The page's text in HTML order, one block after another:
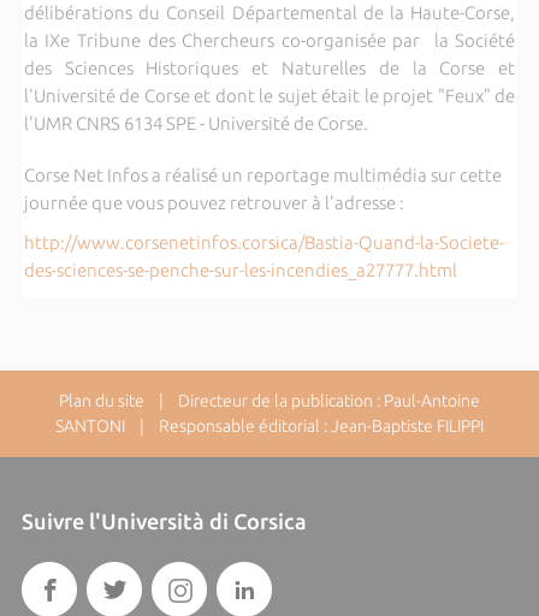
délibérations du Conseil Départemental de la Haute-Corse,
la IXe Tribune des Chercheurs co-organisée par la Société
des Sciences Historiques et Naturelles de la Corse et
l'Université de Corse et dont le sujet était le projet "Feux" de
l'UMR CNRS 6134 SPE - Université de Corse.
Corse Net Infos a réalisé un reportage multimédia sur cette
journée que vous pouvez retrouver à l'adresse :
http://www.corsenetinfos.corsica/Bastia-Quand-la-Societe-
des-sciences-se-penche-sur-les-incendies_a27777.html
Plan du site | Directeur de la publication : Paul-Antoine
SANTONI | Responsable éditorial : Jean-Baptiste FILIPPI
Suivre l'Università di Corsica